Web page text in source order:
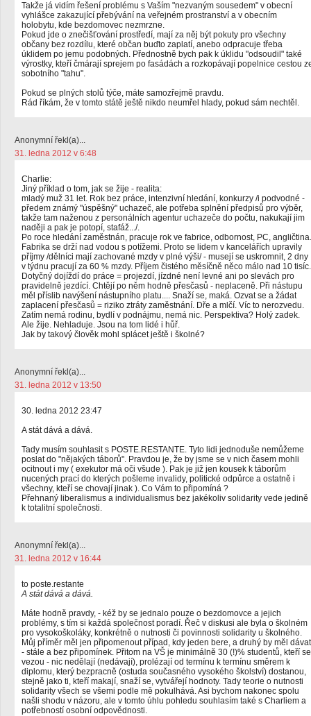
Takže já vidím řešení problému s Vaším "nezvaným sousedem" v obecní
vyhlášce zakazující přebývání na veřejném prostranství a v obecním
holobytu, kde bezdomovec nezmrzne.
Pokud jde o znečišťování prostředí, mají za něj být pokuty pro všechny
občany bez rozdílu, které občan buďto zaplatí, anebo odpracuje třeba
úklidem po jemu podobných. Přednostně bych pak k úklidu "odsoudil" také
výrostky, kteří čmárají sprejem po fasádách a rozkopávají popelnice cestou
sobotního "tahu".
Pokud se plných stolů týče, máte samozřejmě pravdu.
Rád říkám, že v tomto státě ještě nikdo neumřel hlady, pokud sám nechtěl.
Anonymní řekl(a)...
31. ledna 2012 v 6:48
Charlie:
Jiný příklad o tom, jak se žije - realita:
mladý muž 31 let. Rok bez práce, intenzivní hledání, konkurzy /i podvodné -
předem známý "úspěšný" uchazeč, ale potřeba splnění předpisů pro výběr,
takže tam naženou z personálních agentur uchazeče do počtu, nakukají jim
naději a pak je potopí, stafáž.../.
Po roce hledání zaměstnán, pracuje rok ve fabrice, odbornost, PC, angličtina.
Fabrika se drží nad vodou s potížemi. Proto se lidem v kancelářích upravily
příjmy /dělníci mají zachované mzdy v plné výši/ - musejí se uskromnit, 2 dny
v týdnu pracují za 60 % mzdy. Příjem čistého měsíčně něco málo nad 10 tisíc.
Dotyčný dojíždí do práce = projezdí, jízdné není levné ani po slevách pro
pravidelně jezdící. Chtějí po něm hodně přesčasů - neplaceně. Při nástupu
měl příslib navýšení nástupního platu.... Snaží se, maká. Ozvat se a žádat
zaplacení přesčasů = riziko ztráty zaměstnání. Dře a mlčí. Víc to nerozvedu.
Zatím nemá rodinu, bydlí v podnájmu, nemá nic. Perspektiva? Holý zadek.
Ale žije. Nehladuje. Jsou na tom lidé i hůř.
Jak by takový člověk mohl splácet ještě i školné?
Anonymní řekl(a)...
31. ledna 2012 v 13:50
30. ledna 2012 23:47
A stát dává a dává.
Tady musím souhlasit s POSTE.RESTANTE. Tyto lidi jednoduše nemůžeme
poslat do "nějakých táborů". Pravdou je, že by jsme se v nich časem mohli
ocitnout i my ( exekutor má oči všude ). Pak je již jen kousek k táborům
nucených prací do kterých pošleme invalidy, politické odpůrce a ostatně i
všechny, kteří se chovají jinak ). Co Vám to připomíná ?
Přehnaný liberalismus a individualismus bez jakékoliv solidarity vede jedině
k totalitní společnosti.
Anonymní řekl(a)...
31. ledna 2012 v 16:44
to poste.restante
A stát dává a dává.
Máte hodně pravdy, - kéž by se jednalo pouze o bezdomovce a jejich
problémy, s tím si každá společnost poradí. Řeč v diskusi ale byla o školném
pro vysokoškoláky, konkrétně o nutnosti či povinnosti solidarity u školného.
Můj příměr měl jen připomenout případ, kdy jeden bere, a druhý by měl dávat
- stále a bez připomínek. Přitom na VŠ je minimálně 30 (!)% studentů, kteří se
vezou - nic nedělají (nedávají), prolézají od termínu k termínu směrem k
diplomu, který bezpracně (ostuda současného vysokého školství) dostanou,
stejně jako ti, kteří makají, snaží se, vytvářejí hodnoty. Tady teorie o nutnosti
solidarity všech se všemi podle mě pokulhává. Asi bychom nakonec spolu
našli shodu v názoru, ale v tomto úhlu pohledu souhlasím také s Charliem a
potřebností osobní odpovědnosti.